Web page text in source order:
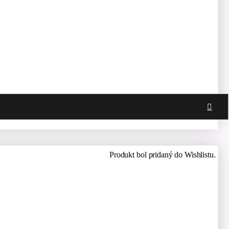
Produkt bol pridaný do Wishlistu.